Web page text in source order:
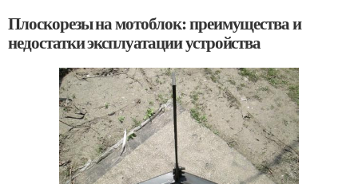
Плоскорезы на мотоблок: преимущества и
недостатки эксплуатации устройства